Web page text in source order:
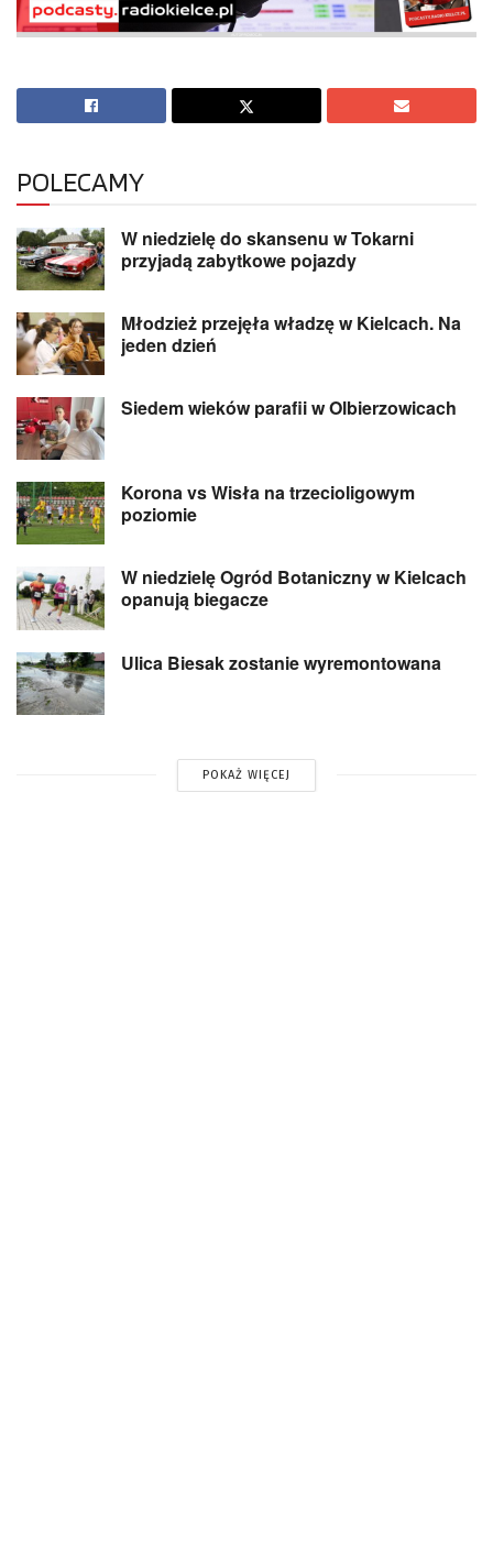
POLECAMY
W niedzielę do skansenu w Tokarni
przyjadą zabytkowe pojazdy
Młodzież przejęła władzę w Kielcach. Na
jeden dzień
Siedem wieków parafii w Olbierzowicach
Korona vs Wisła na trzecioligowym
poziomie
W niedzielę Ogród Botaniczny w Kielcach
opanują biegacze
Ulica Biesak zostanie wyremontowana
POKAŻ WIĘCEJ